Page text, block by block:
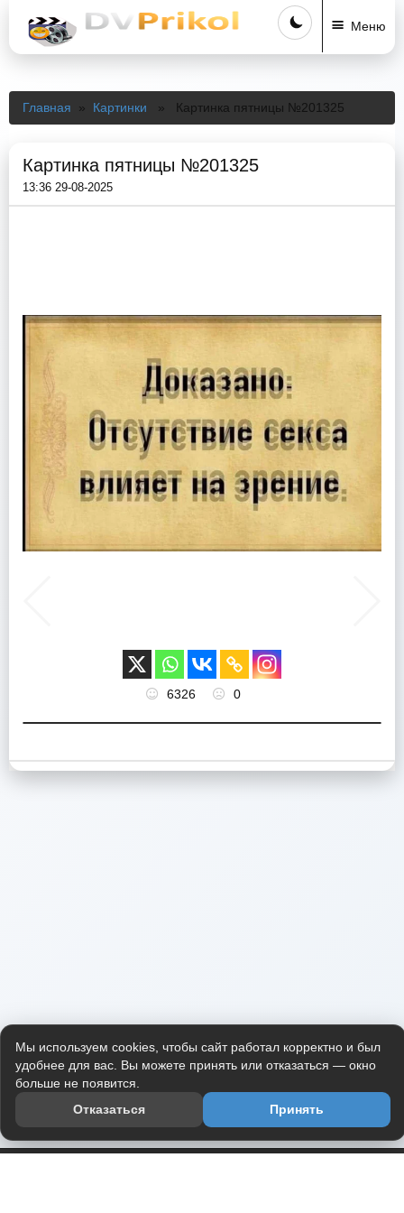
Меню
Главная » Картинки » Картинка пятницы №201325
Картинка пятницы №201325
13:36 29-08-2025
6326 0
Мы используем cookies, чтобы сайт работал корректно и был
удобнее для вас. Вы можете принять или отказаться — окно
больше не появится.
Отказаться
Принять